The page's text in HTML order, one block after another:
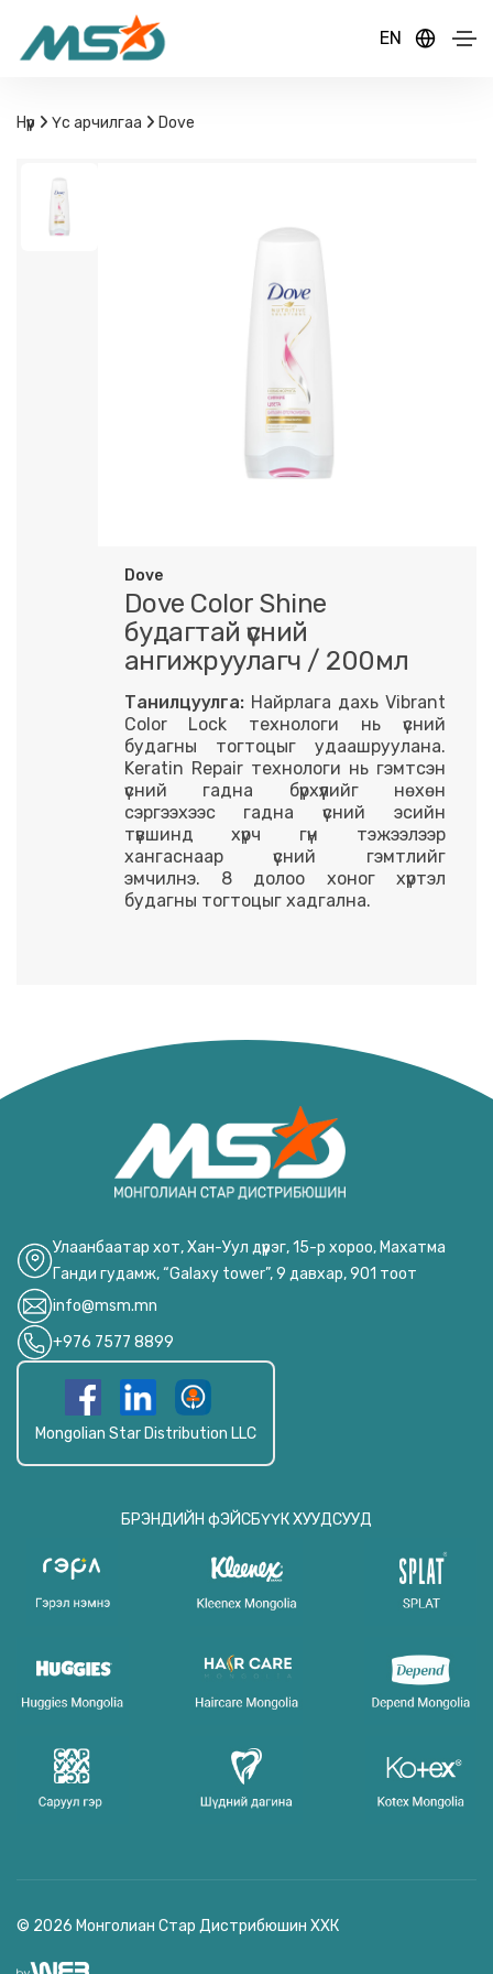
EN
Нүүр Үс арчилгаа Dove
Dove
Dove Color Shine
будагтай үсний
ангижруулагч / 200мл
Танилцуулга:Найрлага дахь Vibrant
Color Lock технологи нь үсний
будагны тогтоцыг удаашруулана.
Keratin Repair технологи нь гэмтсэн
үсний гадна бүрхүүлийг нөхөн
сэргээхээс гадна үсний эсийн
түвшинд хүрч гүн тэжээлээр
хангаснаар үсний гэмтлийг
эмчилнэ. 8 долоо хоног хүртэл
будагны тогтоцыг хадгална.
Улаанбаатар хот, Хан-Уул дүүрэг, 15-р хороо, Махатма
Ганди гудамж, “Galaxy tower”, 9 давхар, 901 тоот
info@msm.mn
+976 7577 8899
Mongolian Star Distribution LLC
БРЭНДИЙН фЭЙСБҮҮК ХУУДСУУД
© 2026 Монголиан Стар Дистрибюшин ХХК